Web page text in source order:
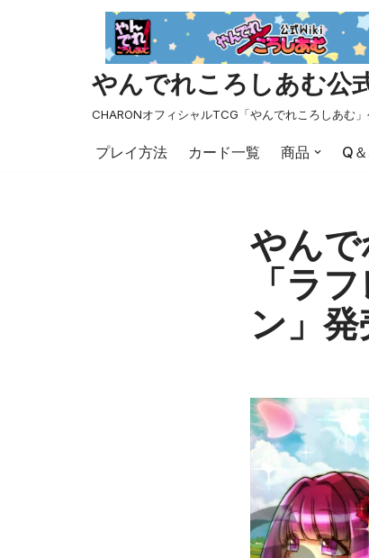
やんでれころしあむ公
CHARONオフィシャルTCG「やんでれころしあむ
プレイ方法 カード一覧 商品 Q
やん
「ラ
ン」発